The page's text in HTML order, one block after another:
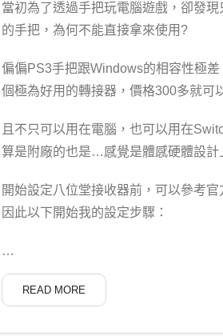
當初為了透過手把玩電腦遊戲，卻發
的手把，為何不能直接拿來使用?
偏偏PS3手把跟Windows的相容性極
個極為好用的轉接器，價格300多就可
且不只可以用在電腦，也可以用在
算是附廠的也是…感覺是體感硬體設計
開始設定八位堂接收器前，可以參考官
因此以下開始我的設定步驟：
…
READ MORE